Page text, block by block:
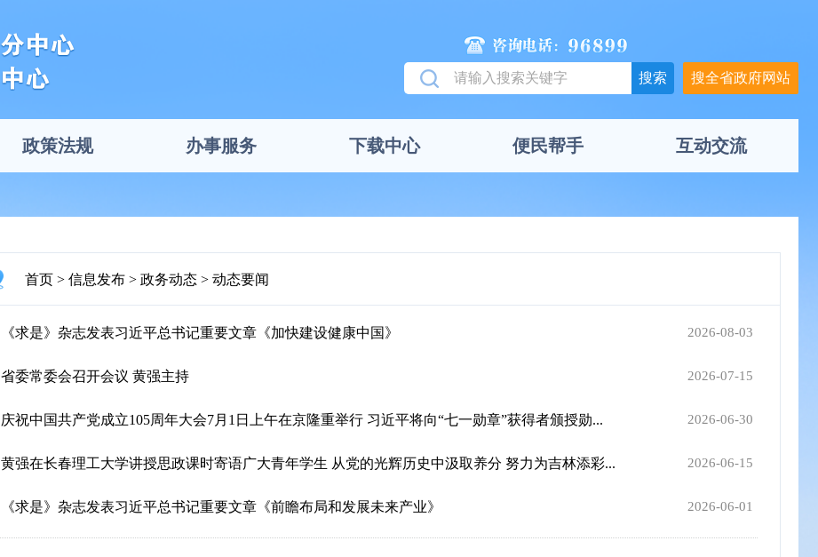
搜全省政府网站
政策法规 办事服务 下载中心 便民帮手 互动交流
首页 信息发布 政务动态 动态要闻
《求是》杂志发表习近平总书记重要文章《加快建设健康中国》 2026-08-03
省委常委会召开会议 黄强主持 2026-07-15
庆祝中国共产党成立105周年大会7月1日上午在京隆重举行 习近平将向“七一勋章”获得者颁授勋... 2026-06-30
黄强在长春理工大学讲授思政课时寄语广大青年学生 从党的光辉历史中汲取养分 努力为吉林添彩... 2026-06-15
《求是》杂志发表习近平总书记重要文章《前瞻布局和发展未来产业》 2026-06-01